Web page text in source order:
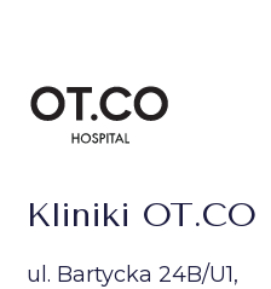
Kliniki OT.CO
ul. Bartycka 24B/U1,